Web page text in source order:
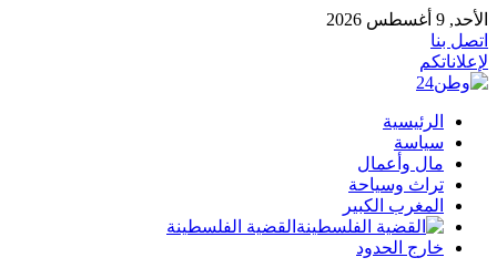
الأحد, 9 أغسطس 2026
اتصل بنا
لإعلاناتكم
الرئيسية
سياسة
مال وأعمال
تراث وسياحة
المغرب الكبير
القضية الفلسطينة
خارج الحدود